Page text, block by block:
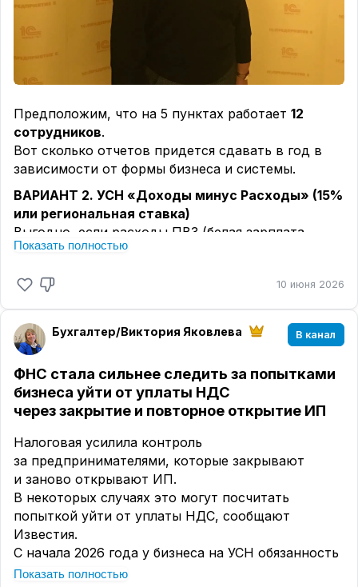
Предположим, что на 5 пунктах работает 12
сотрудников.
Вот сколько отчетов придется сдавать в год в
зависимости от формы бизнеса и системы.
ВАРИАНТ 2. УСН «Доходы минус Расходы» (15%
или региональная ставка)
Выгодно, если расходы ПВЗ (белая зарплата
сотрудников, официальная аренда, коммуналка)
Озон вознаграждения. Требует идеального
первичного учета (собирать чеки, акты,
договоры).
Для ИП:
Количество отчетов точно такое же, как и на УСН
«Доходы» (25 отчетов в год).
Отличие:В КУДИР подробно заносятся все
расходы, налог считается с разницы.
Для ООО:
Количество отчетов такое же, как в первом
варианте для ООО (42 отчета в годиз-за
обособленных подразделений).
Этот вариант интереснее тем ПВЗ которые
имеют много расходов. Например более 70% от
дохода.
Есть еще третий вариант. О нем я расскажу
Показать полностью
10 июня 2026
Бухгалтер/Виктория Яковлева В канал
ФНС стала сильнее следить за попытками
бизнеса уйти от уплаты НДС
через закрытие и повторное открытие ИП
Налоговая усилила контроль
за предпринимателями, которые закрывают
и заново открывают ИП.
В некоторых случаях это могут посчитать
попыткой уйти от уплаты НДС, сообщают
Известия.
С начала 2026 года у бизнеса на УСН обязанность
платить НДС возникает при годовой выручке
Показать полностью